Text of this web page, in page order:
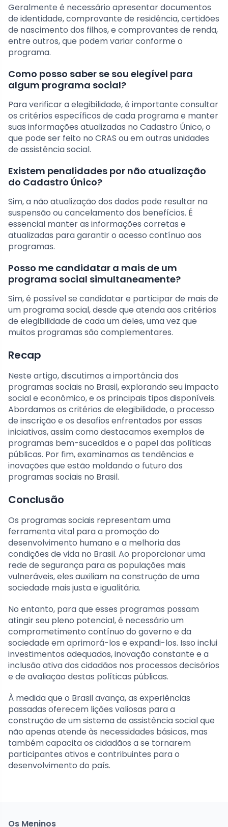
Geralmente é necessário apresentar documentos
de identidade, comprovante de residência, certidões
de nascimento dos filhos, e comprovantes de renda,
entre outros, que podem variar conforme o
programa.
Como posso saber se sou elegível para
algum programa social?
Para verificar a elegibilidade, é importante consultar
os critérios específicos de cada programa e manter
suas informações atualizadas no Cadastro Único, o
que pode ser feito no CRAS ou em outras unidades
de assistência social.
Existem penalidades por não atualização
do Cadastro Único?
Sim, a não atualização dos dados pode resultar na
suspensão ou cancelamento dos benefícios. É
essencial manter as informações corretas e
atualizadas para garantir o acesso contínuo aos
programas.
Posso me candidatar a mais de um
programa social simultaneamente?
Sim, é possível se candidatar e participar de mais de
um programa social, desde que atenda aos critérios
de elegibilidade de cada um deles, uma vez que
muitos programas são complementares.
Recap
Neste artigo, discutimos a importância dos
programas sociais no Brasil, explorando seu impacto
social e econômico, e os principais tipos disponíveis.
Abordamos os critérios de elegibilidade, o processo
de inscrição e os desafios enfrentados por essas
iniciativas, assim como destacamos exemplos de
programas bem-sucedidos e o papel das políticas
públicas. Por fim, examinamos as tendências e
inovações que estão moldando o futuro dos
programas sociais no Brasil.
Conclusão
Os programas sociais representam uma
ferramenta vital para a promoção do
desenvolvimento humano e a melhoria das
condições de vida no Brasil. Ao proporcionar uma
rede de segurança para as populações mais
vulneráveis, eles auxiliam na construção de uma
sociedade mais justa e igualitária.
No entanto, para que esses programas possam
atingir seu pleno potencial, é necessário um
comprometimento contínuo do governo e da
sociedade em aprimorá-los e expandi-los. Isso inclui
investimentos adequados, inovação constante e a
inclusão ativa dos cidadãos nos processos decisórios
e de avaliação destas políticas públicas.
À medida que o Brasil avança, as experiências
passadas oferecem lições valiosas para a
construção de um sistema de assistência social que
não apenas atende às necessidades básicas, mas
também capacita os cidadãos a se tornarem
participantes ativos e contribuintes para o
desenvolvimento do país.
Os Meninos